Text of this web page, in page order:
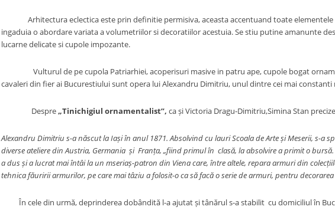
Arhitectura eclectica este prin definitie permisiva, aceasta accentuand toate elementele
ingaduia o abordare variata a volumetriilor si decoratiilor acestuia. Se stiu putine amanunte
lucarne delicate si cupole impozante.
Vulturul de pe cupola Patriarhiei, acoperisuri masive in patru ape, cupole bogat
cavaleri din fier ai Bucurestiului sunt opera lui Alexandru Dimitriu, unul dintre cei mai constanti
Despre„Tinichigiul ornamentalist”, ca și Victoria Dragu-Dimitriu,Simina Stan
Alexandru Dimitriu s-a născut la Iași în anul 1871. Absolvind cu lauri Scoala de ArteșiMeserii, s-a
diverse ateliere din Austria, Germania și Franța, „fiind primulîn clasă, la absolvire a primit o
a dus și a lucrat mai întâi la un mseriaș-patron din Viena care, între altele, repara armuri din
tehnica făuririi armurilor, pe care mai tâziu a folosit-o ca să facă o serie de armuri, pentru
În cele din urmă, deprinderea dobândită l-a ajutat și tânărul s-a stabilit cu domiciliul în